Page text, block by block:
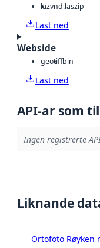
lazvnd.laszip
Last ned
Webside
geotiffbin
Last ned
API-ar som
Ingen registrerte
Liknande
Ortofoto Røyken